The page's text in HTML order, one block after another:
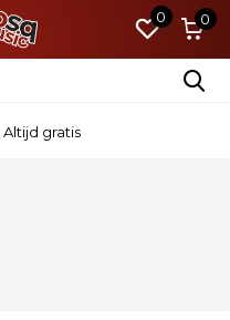
0 0
Altijd gratis